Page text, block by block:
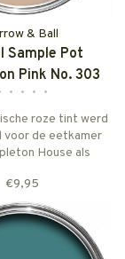
& Ball
Sample Pot
Pink No. 303
• • • •
roze tint werd
voor de eetkamer
House als
plaquettes ter
aan de
maar past
in een moderne
€9,95